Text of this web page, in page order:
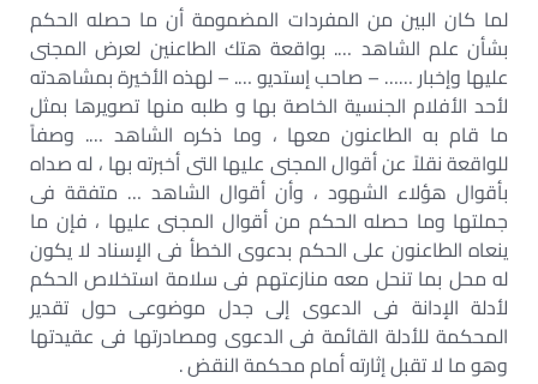
لما كان البين من المفردات المضمومة أن ما حصله الحكم
بشأن علم الشاهد …. بواقعة هتك الطاعنين لعرض المجنى
عليها وإخبار …… – صاحب إستديو …. – لهذه الأخيرة بمشاهدته
لأحد الأفلام الجنسية الخاصة بها و طلبه منها تصويرها بمثل
ما قام به الطاعنون معها ، وما ذكره الشاهد …. وصفاً
للواقعة نقلاً عن أقوال المجنى عليها التى أخبرته بها ، له صداه
بأقوال هؤلاء الشهود ، وأن أقوال الشاهد … متفقة فى
جملتها وما حصله الحكم من أقوال المجنى عليها ، فإن ما
ينعاه الطاعنون على الحكم بدعوى الخطأ فى الإسناد لا يكون
له محل بما تنحل معه منازعتهم فى سلامة استخلاص الحكم
لأدلة الإدانة فى الدعوى إلى جدل موضوعى حول تقدير
المحكمة للأدلة القائمة فى الدعوى ومصادرتها فى عقيدتها
وهو ما لا تقبل إثارته أمام محكمة النقض .